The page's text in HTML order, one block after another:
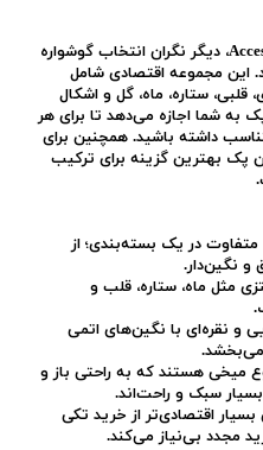
با خرید این پک ۱۸ جفتی از برند Accessories، دیگر نگران انتخاب گوشواره
این مجموعه اقتصادی شامل
قلبی، ستاره، ماه، گل و اشکال
به شما اجازه می‌دهد تا برای هر
داشته باشید. همچنین برای
پک بهترین گزینه برای ترکیب
متفاوت در یک بسته‌بندی؛ از
و نگین‌دار.
مثل ماه، ستاره، قلب و
و نقره‌ای با نگین‌های اتمی
میخی هستند که به راحتی باز و
سبک و راحت‌اند.
پک ۱۸ عددی بسیار اقتصادی‌تر از خرید تکی
مجدد بی‌نیاز می‌کند.